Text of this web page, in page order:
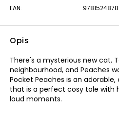
EAN:
Opis
There's a mysterious new cat,
neighbourhood, and Peaches
Pocket Peaches is an
that is a perfect cosy tale
loud moments.